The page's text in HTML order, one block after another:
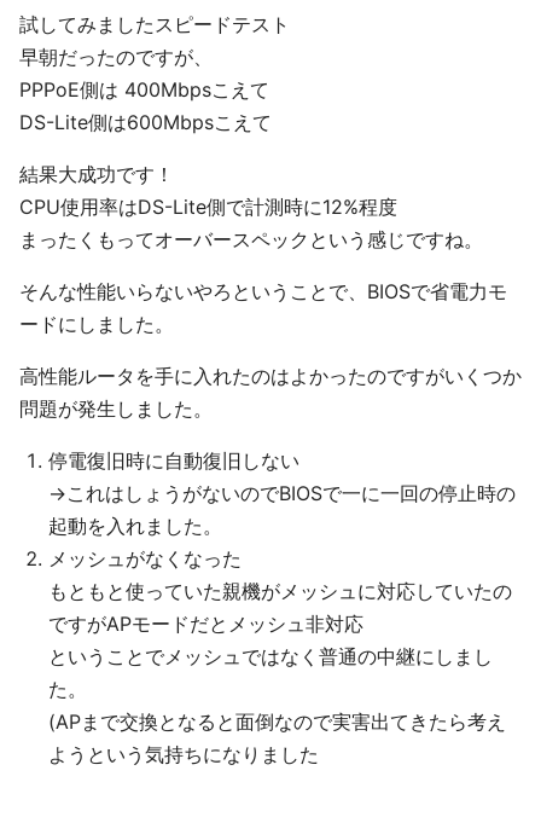
試してみましたスピードテスト
早朝だったのですが、
PPPoE側は 400Mbpsこえて
DS-Lite側は600Mbpsこえて
結果大成功です！
CPU使用率はDS-Lite側で計測時に12%程度
まったくもってオーバースペックという感じですね。
そんな性能いらないやろということで、BIOSで省電力モ
ードにしました。
高性能ルータを手に入れたのはよかったのですがいくつか
問題が発生しました。
停電復旧時に自動復旧しない
→これはしょうがないのでBIOSで一に一回の停止時の
起動を入れました。
メッシュがなくなった
もともと使っていた親機がメッシュに対応していたの
ですがAPモードだとメッシュ非対応
ということでメッシュではなく普通の中継にしまし
た。
(APまで交換となると面倒なので実害出てきたら考え
ようという気持ちになりました